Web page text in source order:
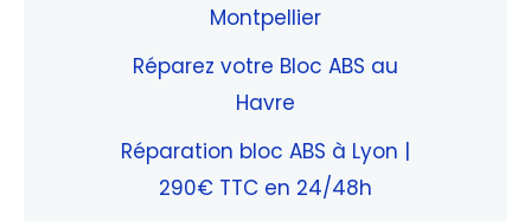
Montpellier
Réparez votre Bloc ABS au
Havre
Réparation bloc ABS à Lyon |
290€ TTC en 24/48h